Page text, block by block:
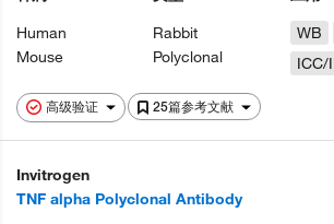
高级验证 25篇参考文献
Human
Mouse
Rabbit
Polyclonal
WB
ICC/
Invitrogen
TNF alpha Polyclonal Antibody